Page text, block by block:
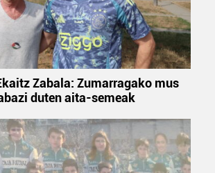
Zabala: Zumarragako mus
duten aita-semeak